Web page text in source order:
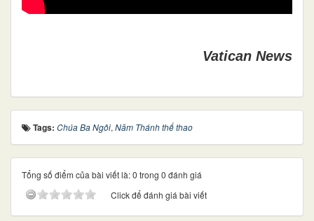
Vatican News
Tags: Chúa Ba Ngôi, Năm Thánh thể thao
Tổng số điểm của bài viết là: 0 trong 0 đánh giá
Click để đánh giá bài viết